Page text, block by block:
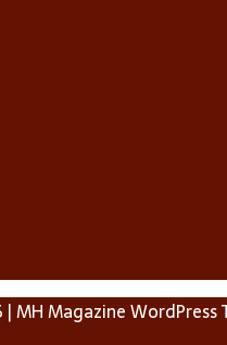
MH Magazine WordPress